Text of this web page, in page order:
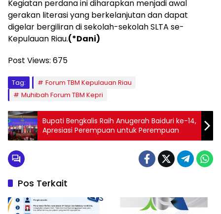
Kegiatan perdana ini diharapkan menjadi awal
gerakan literasi yang berkelanjutan dan dapat
digelar bergiliran di sekolah-sekolah SLTA se-
Kepulauan Riau.(*Dani)
Post Views: 675
Tag:
Forum TBM Kepulauan Riau
Muhibah Forum TBM Kepri
Bupati Bengkalis Raih Anugerah Baiduri ke-14,
Apresiasi Perempuan untuk Perempuan
Pos Terkait